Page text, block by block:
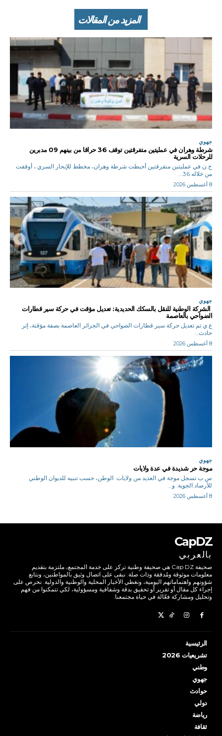
المزيد من المقالات
جهوي
شرطة وهران في عمليتين متفرقتين توقف 36 حراقا من بينهم 09 مدبرين
للرحلات السرية
ح.ن في عمليتين متفرقتين أحبطت شرطة وهران، مخطط للإبحار السري ، أوقفت
من خلاله 36...
8 أغسطس 2026
جهوي
الشركة الوطنية للنقل بالسكك الحديدية: تعديل مؤقت في حركة سير قطارات
الضواحي بالعاصمة
ع ي تم تعديل حركة سير قطارات الضواحي في الجزائر العاصمة بصفة مؤقتة، إثر
حادث...
8 أغسطس 2026
جهوي
موجة حر شديدة في عدة ولايات
س ب تسجل موجة في العديد من ولايات الوطن، حسب تنبيه للديوان الوطني
للأرصاد الجوية. و...
8 أغسطس 2026
CapDZ
بالعربي
صحيفة Cap DZ هي صحيفة وطنية تركز على خدمة المجتمع، ملتزمة بتقديم
معلومات موثوقة ومُدققة وذات صلة. نبقى على اتصال وثيق بالمواطنين، ونتابع
شؤونهم واهتماماتهم اليومية، ونغطي الأخبار المحلية والوطنية والدولية. نحرص على
إجراء كل مقال أو تقرير أو تحقيق بدقة وشفافية ومسؤولية، لكي تتمكنوا من فهم
وتحليل ومشاركة فعّالة في حياة مجتمعنا.
الرئيسية
تشريعيات 2026
وطني
جهوي
حوادث
دولي
رياضة
ثقافة